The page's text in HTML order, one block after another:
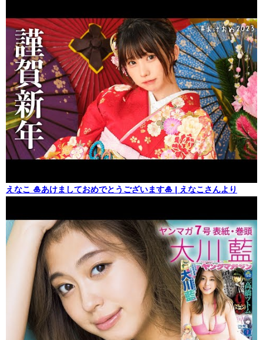
えなこ 🎍あけましておめでとうございます🎍 | えなこさんより